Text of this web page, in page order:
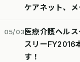
ケアネット、
05/03医療介護ヘル
スリーFY2016
す！